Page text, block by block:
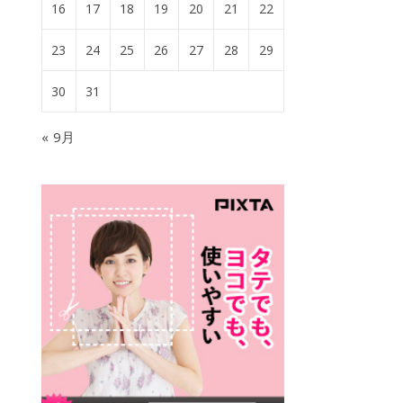
16 17 18 19 20 21 22
23 24 25 26 27 28 29
30 31
« 9月